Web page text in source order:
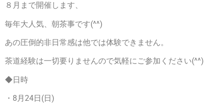
８月まで開催します、
毎年大人気、朝茶事です(^^)
あの圧倒的非日常感は他では体験できません。
茶道経験は一切要りませんので気軽にご参加ください(^^)
◆日時
・8月24日(日)